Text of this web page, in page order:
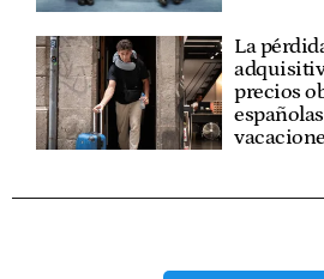
La
precios